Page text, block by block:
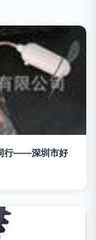
行——深圳市好